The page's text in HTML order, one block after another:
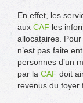
En effet, les
aux CAF les
allocataires.
n’est pas faite
personnes d’un
par la CAF doit
revenus du foyer